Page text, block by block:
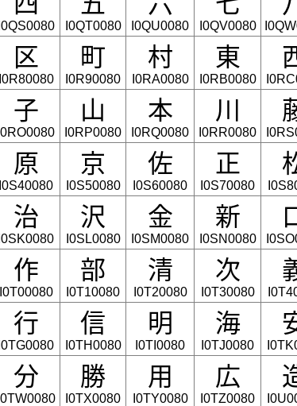
I0QS0080 I0QT0080 I0QU0080 I0QV0080
区
I0R80080
町
I0R90080
村
I0RA0080
東
I0RB0080
子
I0RO0080
山
I0RP0080
本
I0RQ0080
川
I0RR0080
原
I0S40080
京
I0S50080
佐
I0S60080
正
I0S70080
治
I0SK0080
沢
I0SL0080
金
I0SM0080
新
I0SN0080
作
I0T00080
部
I0T10080
清
I0T20080
次
I0T30080
行
I0TG0080
信
I0TH0080
明
I0TI0080
海
I0TJ0080
分
I0TW0080
勝
I0TX0080
用
I0TY0080
広
I0TZ0080